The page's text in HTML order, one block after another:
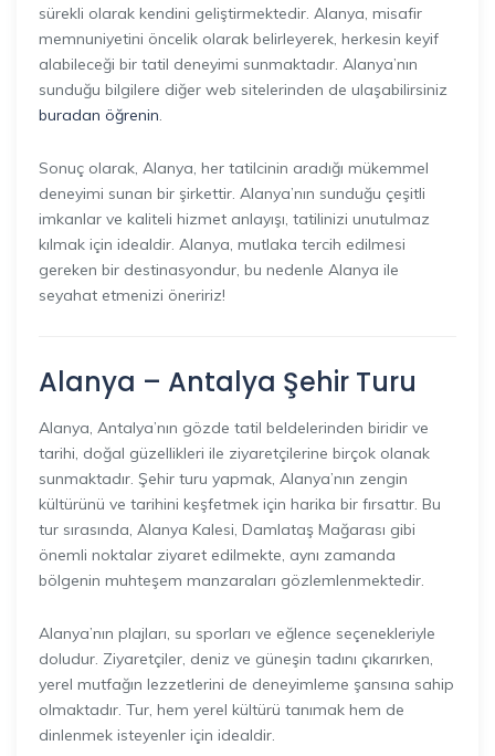
sürekli olarak kendini geliştirmektedir. Alanya, misafir
memnuniyetini öncelik olarak belirleyerek, herkesin keyif
alabileceği bir tatil deneyimi sunmaktadır. Alanya’nın
sunduğu bilgilere diğer web sitelerinden de ulaşabilirsiniz
buradan öğrenin.
Sonuç olarak, Alanya, her tatilcinin aradığı mükemmel
deneyimi sunan bir şirkettir. Alanya’nın sunduğu çeşitli
imkanlar ve kaliteli hizmet anlayışı, tatilinizi unutulmaz
kılmak için idealdir. Alanya, mutlaka tercih edilmesi
gereken bir destinasyondur, bu nedenle Alanya ile
seyahat etmenizi öneririz!
Alanya – Antalya Şehir Turu
Alanya, Antalya’nın gözde tatil beldelerinden biridir ve
tarihi, doğal güzellikleri ile ziyaretçilerine birçok olanak
sunmaktadır. Şehir turu yapmak, Alanya’nın zengin
kültürünü ve tarihini keşfetmek için harika bir fırsattır. Bu
tur sırasında, Alanya Kalesi, Damlataş Mağarası gibi
önemli noktalar ziyaret edilmekte, aynı zamanda
bölgenin muhteşem manzaraları gözlemlenmektedir.
Alanya’nın plajları, su sporları ve eğlence seçenekleriyle
doludur. Ziyaretçiler, deniz ve güneşin tadını çıkarırken,
yerel mutfağın lezzetlerini de deneyimleme şansına sahip
olmaktadır. Tur, hem yerel kültürü tanımak hem de
dinlenmek isteyenler için idealdir.